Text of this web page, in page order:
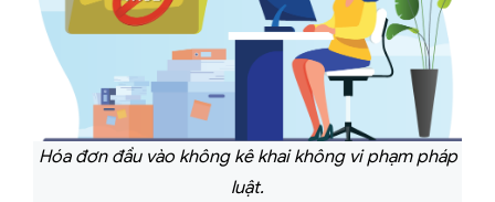
Hóa đơn đầu vào không kê khai không vi phạm pháp
luật.